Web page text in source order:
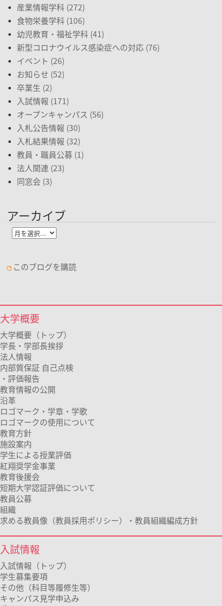
産業情報学科 (272)
食物栄養学科 (106)
幼児教育・福祉学科 (41)
新型コロナウイルス感染症への対応 (76)
イベント (26)
お知らせ (52)
卒業生 (2)
入試情報 (171)
オープンキャンパス (56)
入札公告情報 (30)
入札結果情報 (32)
教員・職員公募 (1)
法人関連 (23)
同窓会 (3)
アーカイブ
このブログを購読
大学概要
大学概要（トップ）
学長・学部長挨拶
法人情報
内部質保証 自己点検
・評価報告
教育情報の公開
沿革
ロゴマーク・学章・学歌
ロゴマークの使用について
教育方針
施設案内
学生による授業評価
紅翔奨学金事業
教育後援会
短期大学認証評価について
教員公募
組織
求める教員像（教員採用ポリシー）・教員組織編成方針
入試情報
入試情報（トップ）
学生募集要項
その他（科目等履修生等）
キャンパス見学申込み